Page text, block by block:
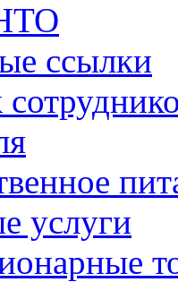
ссылки
услуги